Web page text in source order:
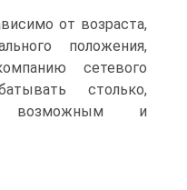
от возраста,
положения,
сетевого
столько,
возможным и